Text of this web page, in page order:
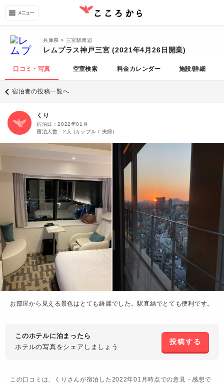
兵庫県 > 三宮駅周辺
レムプラス神戸三宮 (2021年4月26日開業)
口コミ・写真 空室検索 料金カレンダー 施設/詳細
宿泊者の投稿一覧へ
くり
宿泊日：2022年01月
宿泊人数： 2人 (カップル / 夫婦)
お部屋から見える景色はとても綺麗でした。駅直結でとても便利です。
このホテルに泊まったら
ホテルの写真をシェアしましょう
投稿する
この口コミは、 くり さんが宿泊した2022年01月 時点での意見・感想で